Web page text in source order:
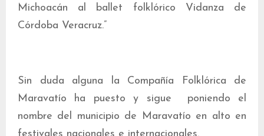
Michoacán al ballet folklórico Vidanza de
Córdoba Veracruz.”
Sin duda alguna la Compañía Folklórica de
Maravatío ha puesto y sigue poniendo el
nombre del municipio de Maravatío en alto en